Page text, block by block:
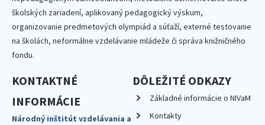
školských zariadení, aplikovaný pedagogický výskum,
organizovanie predmetových olympiád a súťaží, externé testovanie
na školách, neformálne vzdelávanie mládeže či správa knižničného
fondu.
KONTAKTNÉ
INFORMÁCIE
Národný inštitút vzdelávania a
DÔLEŽITÉ ODKAZY
Základné informácie o NIVaM
Kontakty